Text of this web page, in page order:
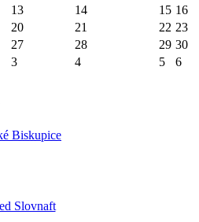
13 14 15 16
20 21 22 23
27 28 29 30
3 4 5 6